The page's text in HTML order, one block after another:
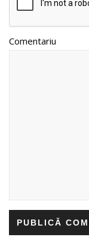
Comentariu